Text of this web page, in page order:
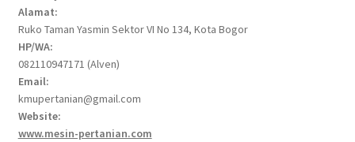
Alamat:
Ruko Taman Yasmin Sektor VI No 134, Kota Bogor
HP/WA:
082110947171 (Alven)
Email:
kmupertanian@gmail.com
Website:
www.mesin-pertanian.com